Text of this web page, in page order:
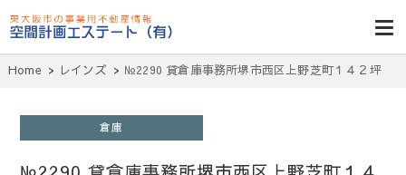
東大阪貸倉
庫・貸し工
場・賃貸事務
所・空室一
覧・空間計画
Home レインズ №2290 貸倉庫事務所堺市西区上野芝町１４２坪
倉庫